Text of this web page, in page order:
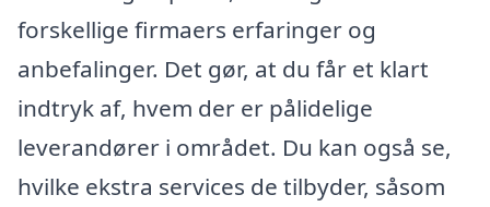
forskellige firmaers erfaringer og
anbefalinger. Det gør, at du får et klart
indtryk af, hvem der er pålidelige
leverandører i området. Du kan også se,
hvilke ekstra services de tilbyder, såsom